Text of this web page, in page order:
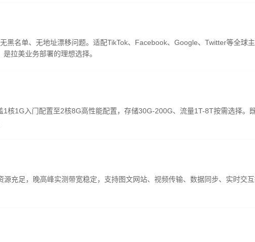
黑名单、无地址漂移问题。适配TikTok、Facebook、Google、Twitter等全球
拉美业务部署的理想选择。
核1G入门配置至2核8G高性能配置，存储30G-200G、流量1T-8T按需选择。
充足，晚高峰实测带宽稳定，支持图文网站、视频传输、数据同步、实时交